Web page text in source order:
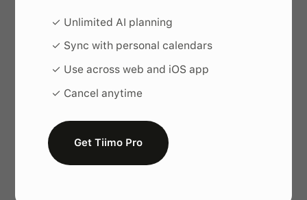
✓ Unlimited AI planning
✓ Sync with personal calendars
✓ Use across web and iOS app
✓ Cancel anytime
Get Tiimo Pro
Découvrir la version Web